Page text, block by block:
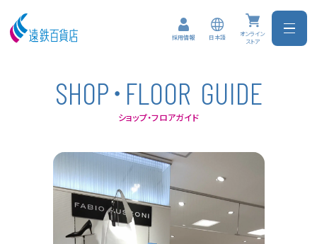
採用情報 日本語
オンライン
ストア
SHOP･ FL OOR GUIDE
ショップ・フロアガイド